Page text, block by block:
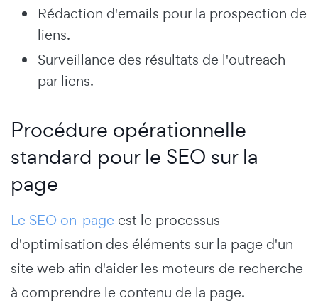
Rédaction d'emails pour la prospection de
liens.
Surveillance des résultats de l'outreach
par liens.
Procédure opérationnelle
standard pour le SEO sur la
page
Le SEO on-page est le processus
d'optimisation des éléments sur la page d'un
site web afin d'aider les moteurs de recherche
à comprendre le contenu de la page.